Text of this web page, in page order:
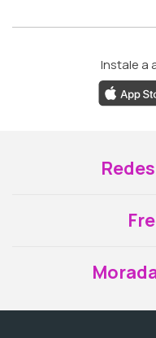
Instale a